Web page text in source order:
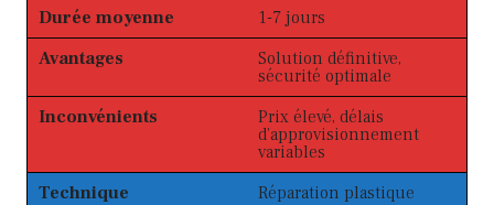
Durée moyenne
1-7 jours
Avantages
Solution définitive,
sécurité optimale
Inconvénients
Prix élevé, délais
d’approvisionnement
variables
Technique
Réparation plastique